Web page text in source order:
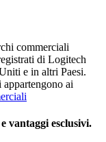
commerciali
di Logitech
e in altri Paesi.
ai
vantaggi esclusivi.